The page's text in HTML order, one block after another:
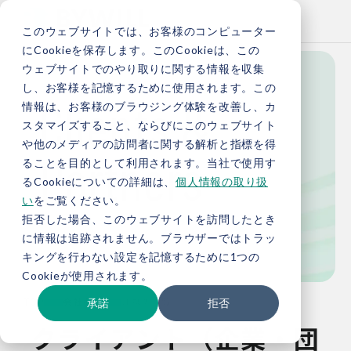
このウェブサイトでは、お客様のコンピューター
にCookieを保存します。このCookieは、この
ウェブサイトでのやり取りに関する情報を収集
し、お客様を記憶するために使用されます。この
情報は、お客様のブラウジング体験を改善し、カ
スタマイズすること、ならびにこのウェブサイト
や他のメディアの訪問者に関する解析と指標を得
ることを目的として利用されます。当社で使用す
るCookieについての詳細は、 個人情報の取り扱
いをご覧ください。
拒否した場合、このウェブサイトを訪問したとき
に情報は追跡されません。ブラウザーではトラッ
キングを行わない設定を記憶するために1つの
Cookieが使用されます。
承諾 拒否
Clients &
Partners
パートナー・クライアント一覧
TOP 会社概要 連携先一覧
クライアント（企業・団